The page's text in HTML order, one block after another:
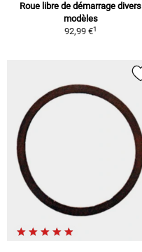
Roue libre de démarrage divers
modèles
92,99 €1